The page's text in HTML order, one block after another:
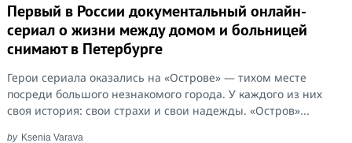
Первый в России документальный онлайн-
сериал о жизни между домом и больницей
снимают в Петербурге
Герои сериала оказались на «Острове» — тихом месте
посреди большого незнакомого города. У каждого из них
своя история: свои страхи и свои надежды. «Остров»...
by Ksenia Varava